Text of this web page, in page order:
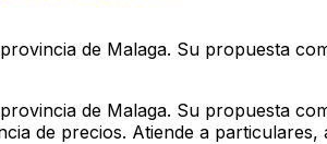
de Malaga. Su propuesta
de Malaga. Su propuesta
de precios. Atiende a